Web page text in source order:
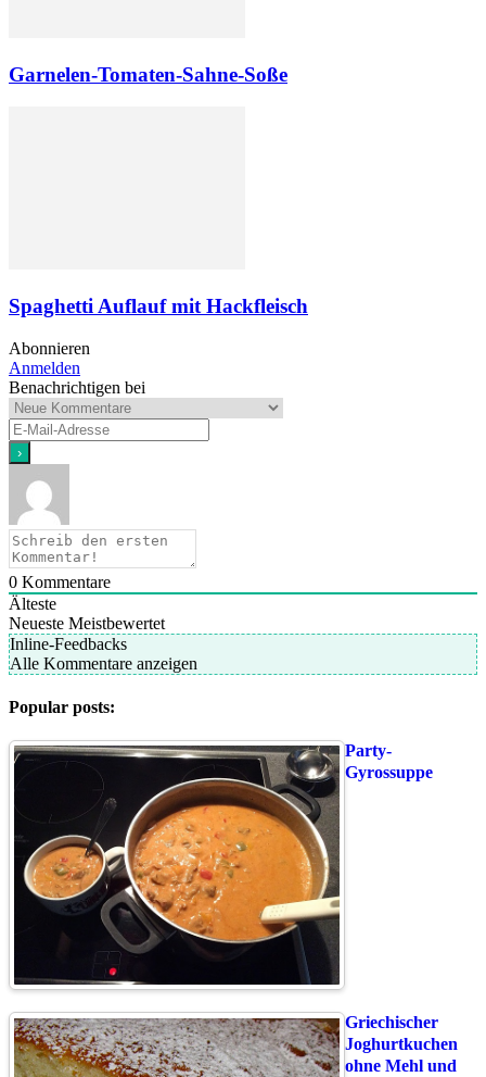
Garnelen-Tomaten-Sahne-Soße
Spaghetti Auflauf mit Hackfleisch
Abonnieren
Anmelden
Benachrichtigen bei
0 Kommentare
Älteste
Neueste Meistbewertet
Inline-Feedbacks
Alle Kommentare anzeigen
Popular posts:
Party-
Gyrossuppe
Griechischer
Joghurtkuchen
ohne Mehl und